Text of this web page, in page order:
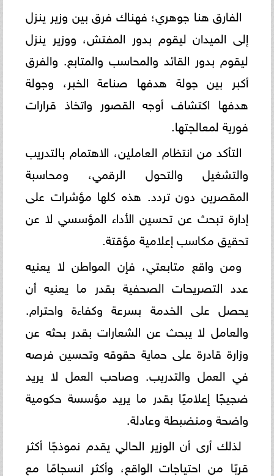
الفارق هنا جوهري؛ فهناك فرق بين وزير ينزل
إلى الميدان ليقوم بدور المفتش، ووزير ينزل
ليقوم بدور القائد والمحاسب والمتابع. والفرق
أكبر بين جولة هدفها صناعة الخبر، وجولة
هدفها اكتشاف أوجه القصور واتخاذ قرارات
فورية لمعالجتها.
التأكد من انتظام العاملين، الاهتمام بالتدريب
والتشغيل والتحول الرقمي، ومحاسبة
المقصرين دون تردد. هذه كلها مؤشرات على
إدارة تبحث عن تحسين الأداء المؤسسي لا عن
تحقيق مكاسب إعلامية مؤقتة.
ومن واقع متابعتي، فإن المواطن لا يعنيه
عدد التصريحات الصحفية بقدر ما يعنيه أن
يحصل على الخدمة بسرعة وكفاءة واحترام.
والعامل لا يبحث عن الشعارات بقدر بحثه عن
وزارة قادرة على حماية حقوقه وتحسين فرصه
في العمل والتدريب. وصاحب العمل لا يريد
ضجيجًا إعلاميًا بقدر ما يريد مؤسسة حكومية
واضحة ومنضبطة وعادلة.
لذلك أرى أن الوزير الحالي يقدم نموذجًا أكثر
قربًا من احتياجات الواقع، وأكثر انسجامًا مع